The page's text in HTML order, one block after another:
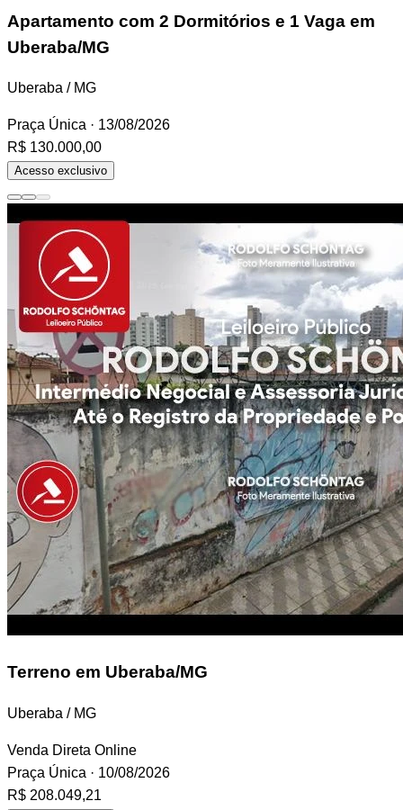
Apartamento com 2 Dormitórios e 1 Vaga em
Uberaba/MG
Uberaba / MG
Praça Única · 13/08/2026
R$ 130.000,00
Acesso exclusivo
Terreno em Uberaba/MG
Uberaba / MG
Venda Direta Online
Praça Única · 10/08/2026
R$ 208.049,21